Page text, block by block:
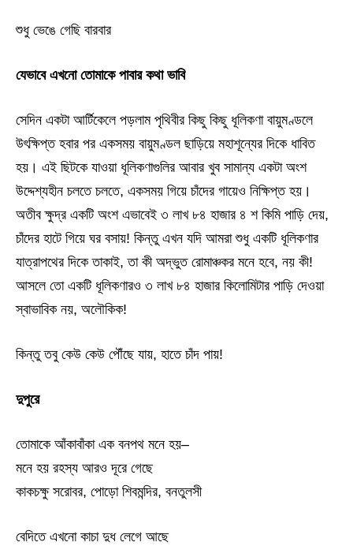
শুধু ভেঙে গেছি বারবার
যেভাবে এখনো তোমাকে পাবার কথা ভাবি
সেদিন একটা আর্টিকেলে পড়লাম পৃথিবীর কিছু কিছু ধূলিকণা বায়ুমণ্ডলে
উৎক্ষিপ্ত হবার পর একসময় বায়ুমণ্ডল ছাড়িয়ে মহাশূন্যের দিকে ধাবিত
হয়। এই ছিটকে যাওয়া ধূলিকণাগুলির আবার খুব সামান্য একটা অংশ
উদ্দেশ্যহীন চলতে চলতে, একসময় গিয়ে চাঁদের গায়েও নিক্ষিপ্ত হয়।
অতীব ক্ষুদ্র একটি অংশ এভাবেই ৩ লাখ ৮৪ হাজার ৪ শ কিমি পাড়ি দেয়,
চাঁদের হাটে গিয়ে ঘর বসায়! কিন্তু এখন যদি আমরা শুধু একটি ধূলিকণার
যাত্রাপথের দিকে তাকাই, তা কী অদ্ভুত রোমাঞ্চকর মনে হবে, নয় কী!
আসলে তো একটি ধূলিকণারও ৩ লাখ ৮৪ হাজার কিলোমিটার পাড়ি দেওয়া
স্বাভাবিক নয়, অলৌকিক!
কিন্তু তবু কেউ কেউ পৌঁছে যায়, হাতে চাঁদ পায়!
দুপুরে
তোমাকে আঁকাবাঁকা এক বনপথ মনে হয়–
মনে হয় রহস্য আরও দূরে গেছে
কাকচক্ষু সরোবর, পোড়ো শিবমন্দির, বনতুলসী
বেদিতে এখনো কাচা দুধ লেগে আছে